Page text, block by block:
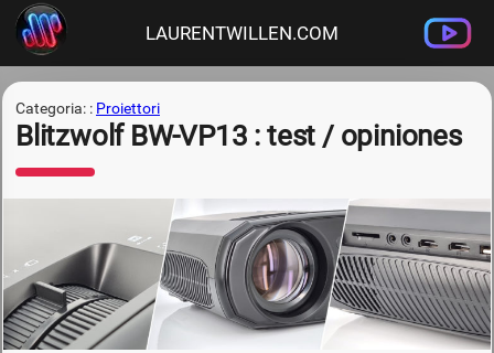
LAURENTWILLEN.COM
Categoria: : Proiettori
Blitzwolf BW-VP13 : test / opiniones